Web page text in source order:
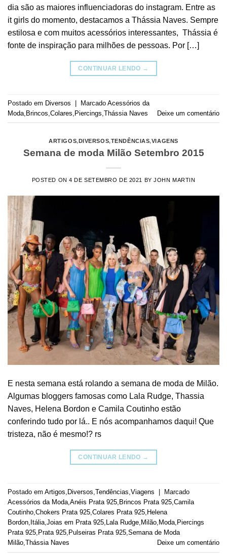
dia são as maiores influenciadoras do instagram. Entre as
it girls do momento, destacamos a Thássia Naves. Sempre
estilosa e com muitos acessórios interessantes, Thássia é
fonte de inspiração para milhões de pessoas. Por […]
CONTINUAR LENDO →
Postado em Diversos Marcado Acessórios da
Moda Brincos Colares Piercings Thássia Naves Deixe um comentário
ARTIGOS, DIVERSOS,TENDÊNCIAS,VIAGENS
Semana de moda Milão Setembro 2015
POSTED ON4 DE SETEMBRO DE 2021 BYJOHN MARTIN
E nesta semana está rolando a semana de moda de Milão.
Algumas bloggers famosas como Lala Rudge, Thassia
Naves, Helena Bordon e Camila Coutinho estão
conferindo tudo por lá.. E nós acompanhamos daqui! Que
tristeza, não é mesmo!? rs
CONTINUAR LENDO →
Postado em Artigos Diversos Tendências Viagens
Marcado
Acessórios da Moda Anéis Prata 925 Brincos Prata 925 Camila
Coutinho Chokers Prata 925 Colares Prata 925 Helena
Bordon Itália Joias em Prata 925 Lala Rudge Milão Moda Piercings
Prata 925 Prata 925 Pulseiras Prata 925 Semana de Moda
Milão Thássia Naves Deixe um comentário